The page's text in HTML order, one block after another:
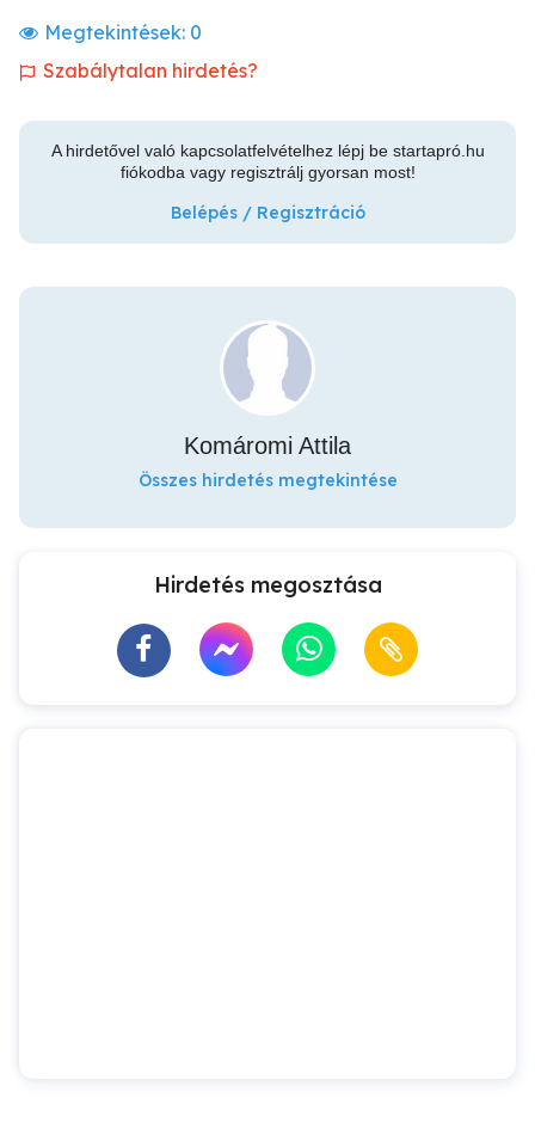
Megtekintések: 0
Szabálytalan hirdetés?
A hirdetővel való kapcsolatfelvételhez lépj be startapró.hu
fiókodba vagy regisztrálj gyorsan most!
Belépés / Regisztráció
Komáromi Attila
Összes hirdetés megtekintése
Hirdetés megosztása